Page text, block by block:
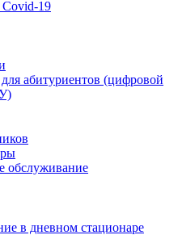
Covid-19
абитуриентов (цифровой
обслуживание
в дневном стационаре